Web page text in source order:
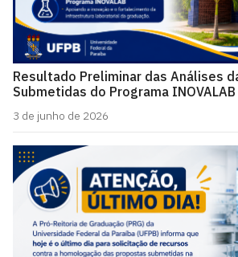
Resultado Preliminar das Análises
Submetidas do Programa INOVALAB
3 de junho de 2026